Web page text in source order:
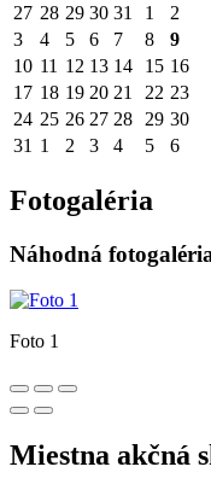
27 28 29 30 31 1
2
3
4 5 6 7 8
9
10 11 12 13 14 15 16
17 18 19 20 21 22 23
24 25 26 27 28 29 30
31 1 2 3 4 5 6
Fotogaléria
Náhodná
Foto 1
Miestna akčná